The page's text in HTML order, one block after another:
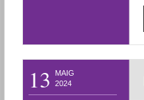
13
MAIG
2024